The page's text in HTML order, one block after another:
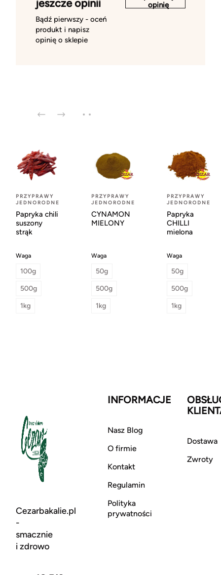
jeszcze opinii
Bądź pierwszy - oceń
produkt i napisz
opinię o sklepie
opinię
PRZYPRAWY
JEDNORODNE
Papryka chili
suszony
strąk
Waga
100g
500g
1kg
PRZYPRAWY
JEDNORODNE
CYNAMON
MIELONY
Waga
50g
500g
1kg
PRZYPRAWY
JEDNORODNE
Papryka
CHILLI
mielona
Waga
50g
500g
1kg
Cezarbakalie.pl
-
smacznie
i zdrowo
INFORMACJE
Nasz Blog
O firmie
Kontakt
Regulamin
Polityka
prywatności
Dostawa
Zwroty